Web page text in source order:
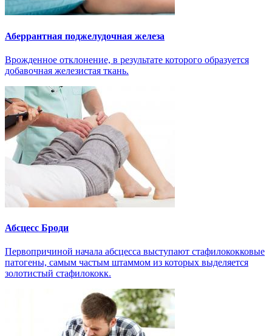
Аберрантная поджелудочная железа
Врожденное отклонение, в результате которого образуется
добавочная железистая ткань.
Абсцесс Броди
Первопричиной начала абсцесса выступают стафилококковые
патогены, самым частым штаммом из которых выделяется
золотистый стафилококк.